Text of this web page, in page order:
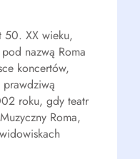
50. XX wieku,
nazwą Roma
koncertów,
roku, gdy teatr
Roma,